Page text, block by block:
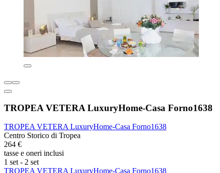
TROPEA VETERA LuxuryHome-Casa Forno1638
TROPEA VETERA LuxuryHome-Casa Forno1638
Centro Storico di Tropea
264 €
tasse e oneri inclusi
1 set - 2 set
TROPEA VETERA LuxuryHome-Casa Forno1638